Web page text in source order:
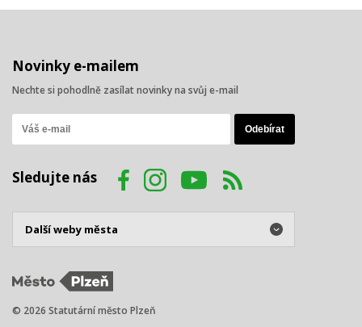
Novinky e-mailem
Nechte si pohodlně zasílat novinky na svůj e-mail
Sledujte nás
© 2026 Statutární město Plzeň